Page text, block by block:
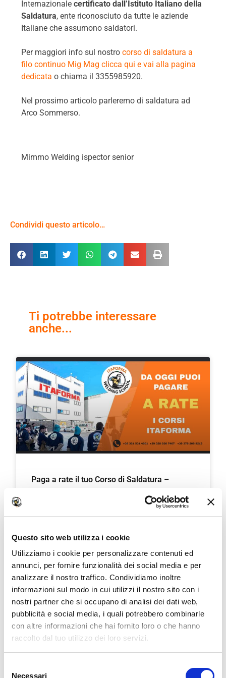
Questo sito web utilizza i cookie
Utilizziamo i cookie per personalizzare contenuti ed
annunci, per fornire funzionalità dei social media e per
analizzare il nostro traffico. Condividiamo inoltre
informazioni sul modo in cui utilizzi il nostro sito con i
nostri partner che si occupano di analisi dei dati web,
pubblicità e social media, i quali potrebbero combinarle
con altre informazioni che hai fornito loro o che hanno
raccolto dal tuo utilizzo dei loro servizi.
process your information.
Necessari
Internazionalecertificato dall’Istituto Italiano della
Saldatura, ente riconosciuto da tutte le aziende
Italiane che assumono saldatori.
Per maggiori info sul nostrocorso di saldatura a
filo continuo Mig Mag clicca qui e vai alla pagina
dedicata o chiama il 3355985920.
Nel prossimo articolo parleremo di saldatura ad
Arco Sommerso.
Mimmo Welding ispector senior
Condividi questo articolo…
Ti potrebbe interessare
anche...
Paga a rate il tuo Corso di Saldatura –
LEGGI TUTTO »
Il nuovo Corso Saldatura Itaforma completo